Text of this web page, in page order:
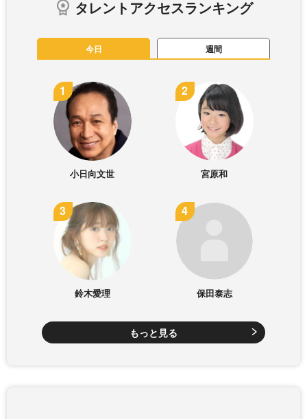
タレントアクセスランキング
今日 週間
小日向文世 宮原和
鈴木愛理 保田泰志
もっと見る